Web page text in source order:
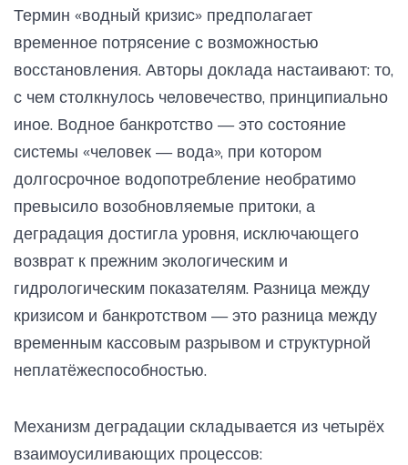
Термин «водный кризис» предполагает
временное потрясение с возможностью
восстановления. Авторы доклада настаивают: то,
с чем столкнулось человечество, принципиально
иное. Водное банкротство — это состояние
системы «человек — вода», при котором
долгосрочное водопотребление необратимо
превысило возобновляемые притоки, а
деградация достигла уровня, исключающего
возврат к прежним экологическим и
гидрологическим показателям. Разница между
кризисом и банкротством — это разница между
временным кассовым разрывом и структурной
неплатёжеспособностью.
Механизм деградации складывается из четырёх
взаимоусиливающих процессов: